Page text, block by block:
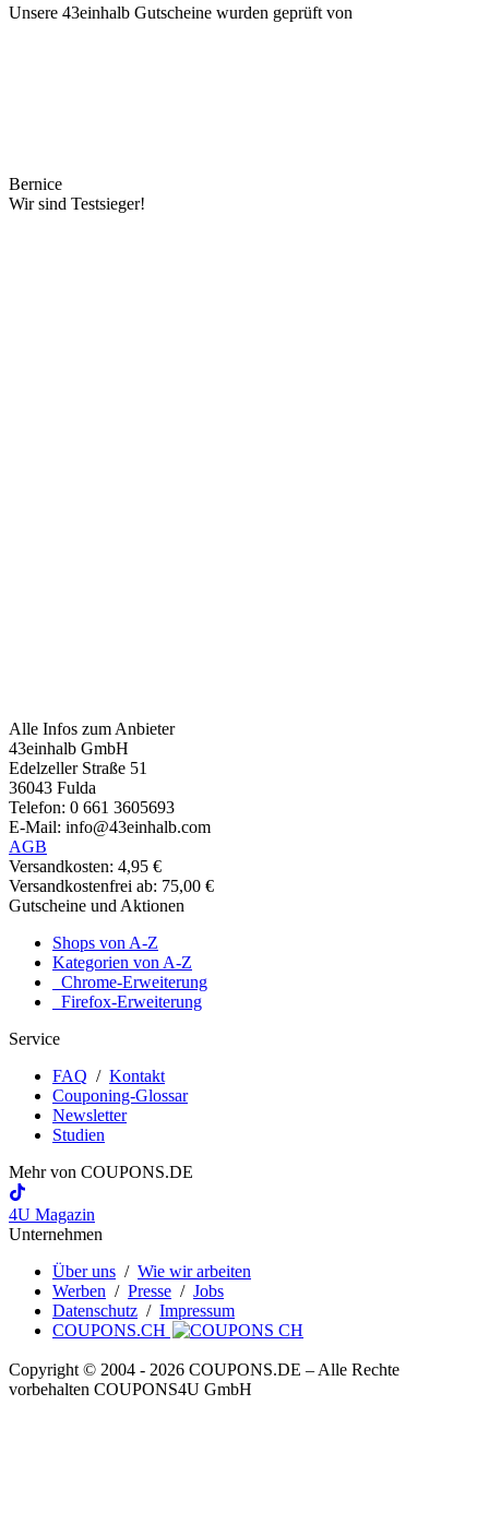
Unsere 43einhalb Gutscheine wurden geprüft von
Bernice
Wir sind Testsieger!
Alle Infos zum Anbieter
43einhalb GmbH
Edelzeller Straße 51
36043 Fulda
Telefon: 0 661 3605693
E-Mail: info@43einhalb.com
AGB
Versandkosten: 4,95 €
Versandkostenfrei ab: 75,00 €
Gutscheine und Aktionen
Shops von A-Z
Kategorien von A-Z
Chrome-Erweiterung
Firefox-Erweiterung
Service
FAQ / Kontakt
Couponing-Glossar
Newsletter
Studien
Mehr von COUPONS.DE
4U Magazin
Unternehmen
Über uns / Wie wir arbeiten
Werben / Presse / Jobs
Datenschutz / Impressum
COUPONS.CH
Copyright © 2004 ‐ 2026 COUPONS.DE – Alle Rechte
vorbehalten COUPONS4U GmbH